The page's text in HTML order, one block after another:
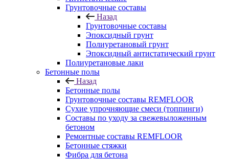
Грунтовочные составы
Назад
Грунтовочные составы
Эпоксидный грунт
Полиуретановый грунт
Эпоксидный антистатический грунт
Полиуретановые лаки
Бетонные полы
Назад
Бетонные полы
Грунтовочные составы REMFLOOR
Сухие упрочняющие смеси (топпинги)
Составы по уходу за свежевыложенным
бетоном
Ремонтные составы REMFLOOR
Бетонные стяжки
Фибра для бетона